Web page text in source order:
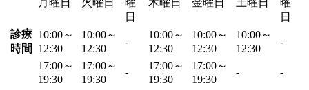
日
日
診療
時間
10:00～
12:30
10:00～
12:30
-
10:00～
12:30
10:00～
12:30
10:00～
12:30
-
17:00～
19:30
17:00～
19:30
-
17:00～
19:30
17:00～
19:30
- -